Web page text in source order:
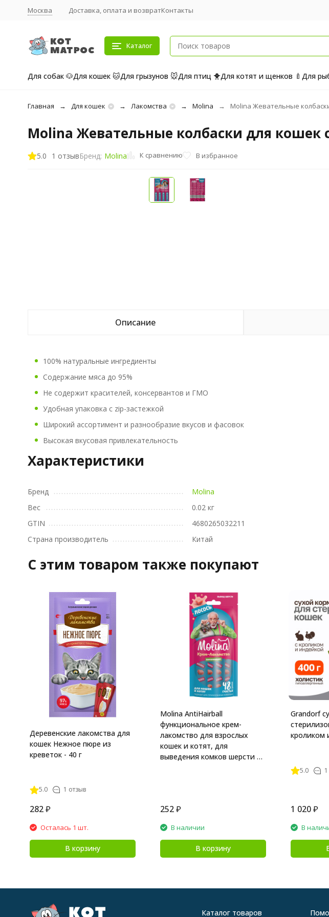
Москва Доставка, оплата и возвратКонтакты
Каталог
Для собак 🐶Для кошек 🐱Для грызунов 🐭Для птиц 🐥Для котят и щенков 🍼 Для
Главная Для кошек Лакомства Molina Molina Жевательные
Molina Жевательные колбаски для кошек
5.0 1 отзывБренд: Molina К сравнению В избранное
Описание
100% натуральные ингредиенты
Содержание мяса до 95%
Не содержит красителей, консервантов и ГМО
Удобная упаковка с zip-застежкой
Широкий ассортимент и разнообразие вкусов и фасовок
Высокая вкусовая привлекательность
Характеристики
Бренд
Molina
Вес
0.02 кг
GTIN
4680265032211
Страна производитель
Китай
C этим товаром также покупают
Деревенские лакомства для
кошек Нежное пюре из
креветок - 40 г
5.0 1 отзыв
282 ₽
Осталась 1 шт.
В корзину
Molina AntiHairball
функциональное крем-
лакомство для взрослых
кошек и котят, для
выведения комков шерсти из
252₽
В наличии
В корзину
Grandorf
кроликом
5.0
1 020₽
В
Каталог товаров